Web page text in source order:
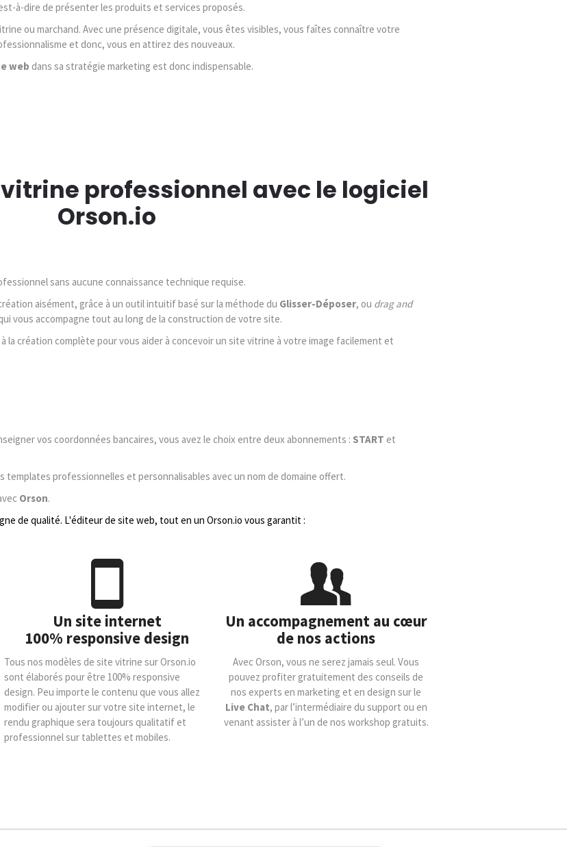
à-dire de présenter les produits et services proposés.
ou marchand. Avec une présence digitale, vous êtes visibles, vous faîtes connaître votre
et donc, vous en attirez des nouveaux.
web dans sa stratégie marketing est donc indispensable.
professionnel avec le logiciel
Orson.io
sans aucune connaissance technique requise.
aisément, grâce à un outil intuitif basé sur la méthode du Glisser-Déposer, ou drag and
vous accompagne tout au long de la construction de votre site.
la création complète pour vous aider à concevoir un site vitrine à votre image facilement et
vos coordonnées bancaires, vous avez le choix entre deux abonnements : START et
templates professionnelles et personnalisables avec un nom de domaine offert.
Orson.
de qualité. L'éditeur de site web, tout en un Orson.io vous garantit :
Un site internet
100% responsive design
Tous nos modèles de site vitrine sur Orson.io
sont élaborés pour être 100% responsive
design. Peu importe le contenu que vous allez
modifier ou ajouter sur votre site internet, le
rendu graphique sera toujours qualitatif et
professionnel sur tablettes et mobiles.
Un accompagnement au cœur
de nos actions
Avec Orson, vous ne serez jamais seul. Vous
pouvez profiter gratuitement des conseils de
nos experts en marketing et en design sur le
Live Chat, par l’intermédiaire du support ou en
venant assister à l’un de nos workshop gratuits.